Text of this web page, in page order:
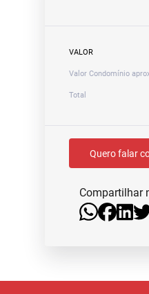
VALOR
Valor Condomínio
Total
Compartilhar